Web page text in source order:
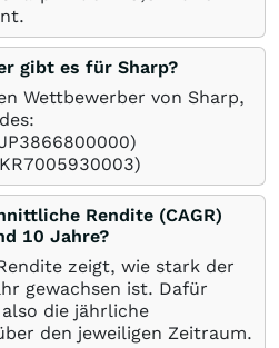
gibt es für Sharp?
Wettbewerber von Sharp,
Rendite (CAGR)
10 Jahre?
zeigt, wie stark der
gewachsen ist. Dafür
die jährliche
den jeweiligen Zeitraum.